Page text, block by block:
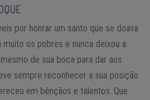
por honrar um santo que se doava
muito os pobres e nunca deixou a
de sua boca para dar aos
sempre reconhecer a sua posição
em bênçãos e talentos. Que